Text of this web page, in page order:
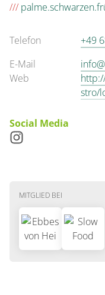
///
Telefon
+49
E-Mail
Web
stro/
Social Media
MITGLIED BEI